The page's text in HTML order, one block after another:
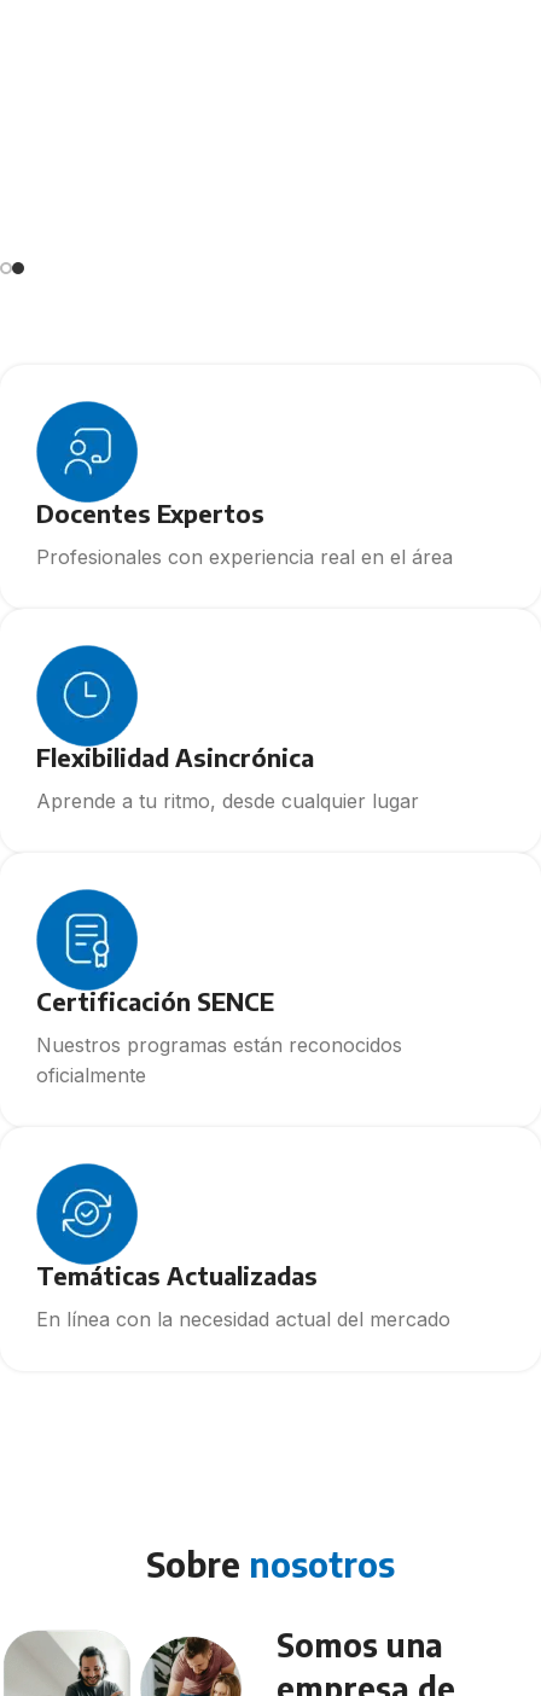
Docentes Expertos
Profesionales con experiencia real en el área
Flexibilidad Asincrónica
Aprende a tu ritmo, desde cualquier lugar
Certificación SENCE
Nuestros programas están reconocidos
oficialmente
Temáticas Actualizadas
En línea con la necesidad actual del mercado
Sobre nosotros
Somos una